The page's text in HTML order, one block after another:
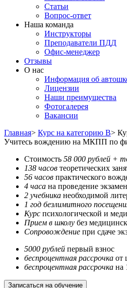
Статьи
Вопрос-ответ
Наша команда
Инструкторы
Преподаватели ПДД
Офис-менеджер
Отзывы
О нас
Информация об
Лицензии
Наши преимущества
Фотогалерея
Вакансии
Главная> Курс на категорию В>
Учитесь вождению на МКПП по
Стоимость 58 000 рублей +
138 часов теоретических
56 часов практического
4 часа на проведение
2 учебника необходимой
1 год безлимитного
Курс психологической и
Прием в школу без
Сопровождение при сдаче
5000 рублей первый взнос
беспроцентная рассрочка от
беспроцентная рассрочка на
Записаться на обучение